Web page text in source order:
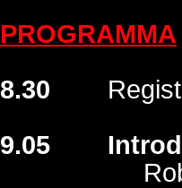
PROGRAMMA
8.30
9.05